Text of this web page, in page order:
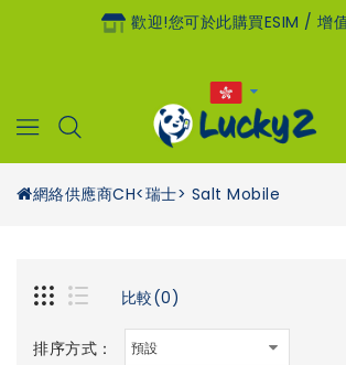
歡迎!您可於此購買eSIM / 增
網絡供應商CH<瑞士> Salt Mobile
比較(0)
排序方式：